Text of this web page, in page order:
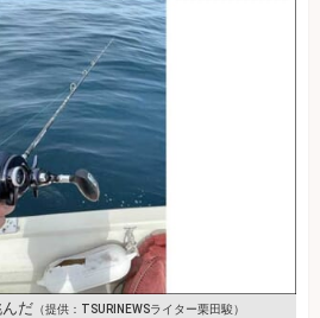
だ（提供：TSURINEWSライター栗田駿）